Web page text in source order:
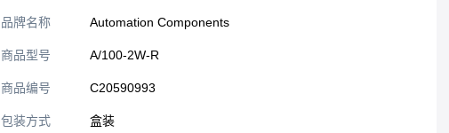
品牌名称 Automation Components
商品型号 A/100-2W-R
商品编号 C20590993
包装方式 盒装